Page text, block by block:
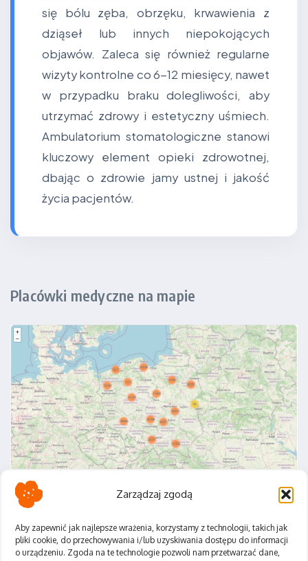
Zarządzaj zgodą
Aby zapewnić jak najlepsze wrażenia, korzystamy z technologii, takich jak
pliki cookie, do przechowywania i/lub uzyskiwania dostępu do informacji
o urządzeniu. Zgoda na te technologie pozwoli nam przetwarzać dane,
się bólu zęba, obrzęku, krwawienia z
dziąseł lub innych niepokojących
objawów. Zaleca się również regularne
wizyty kontrolne co 6-12 miesięcy, nawet
w przypadku braku dolegliwości, aby
utrzymać zdrowy i estetyczny uśmiech.
Ambulatorium stomatologiczne stanowi
kluczowy element opieki zdrowotnej,
dbając o zdrowie jamy ustnej i jakość
życia pacjentów.
Placówki medyczne na mapie